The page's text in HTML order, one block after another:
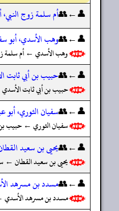
👤←👥أم سلمة زوج
👤←👥وهب الأسدي، أبو
وهب الأسدي ← أم سلمة
👤←👥حبيب بن أبي ثابت
حبيب بن أبي ثابت
👤←👥سفيان الثوري، أبو
سفيان الثوري ← حبيب
👤←👥يحيى بن سعيد
يحيى بن سعيد القطان ←
👤←👥مسدد بن مسرهد
مسدد بن مسرهد الأسدي